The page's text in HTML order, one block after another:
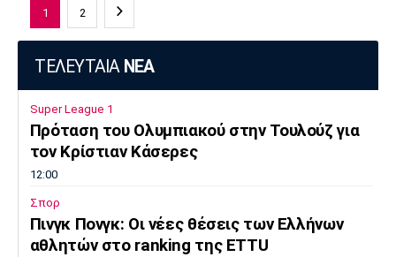
1 2
ΤΕΛΕΥΤΑΙΑ ΝΕΑ
Super League 1
Πρόταση του Ολυμπιακού στην Τουλούζ για
τον Κρίστιαν Κάσερες
12:00
Σπορ
Πινγκ Πονγκ: Οι νέες θέσεις των Ελλήνων
αθλητών στο ranking της ETTU